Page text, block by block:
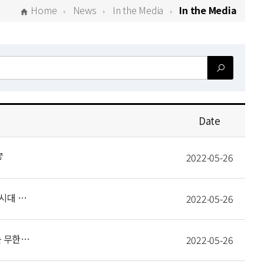
Home News In the Media In the Media
Date
2022-05-26
[21.07.02] 실험실 밖으로 나온 '양자 기술'…절대 보안·초고속PC 시대 연다 2022-05-26
[21.05.07] 인류난제 푼 '수학스타'의 첫 꿈은 시인… 경계 넘나드는 무한한 상상력이 나의 힘 2022-05-26